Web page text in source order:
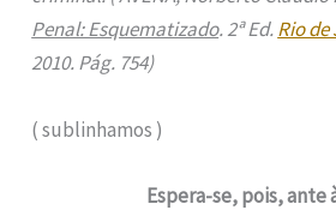
Penal: Esquematizado. 2ª Ed.Rio
2010. Pág. 754)
( sublinhamos )
Espera-se, pois, ante à